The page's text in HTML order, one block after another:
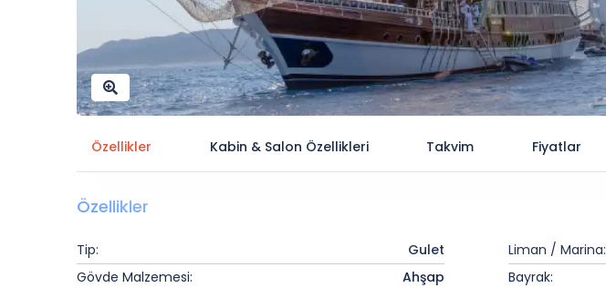
Özellikler Kabin & Salon Özellikleri Takvim Fiyatlar
Özellikler
Tip: Gulet Liman / Marina:
Gövde Malzemesi:
Ahşap Bayrak: